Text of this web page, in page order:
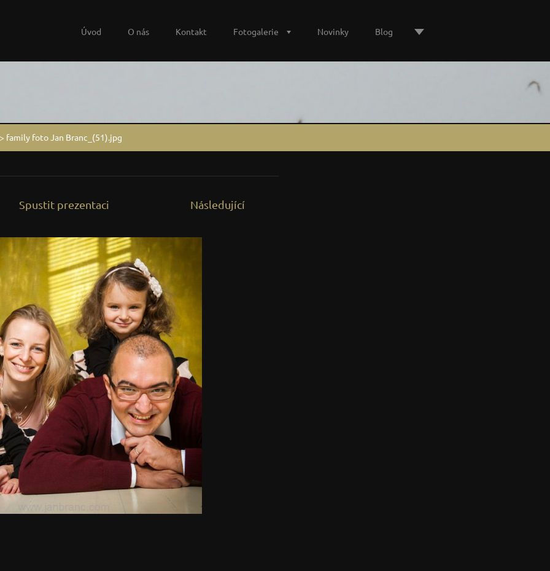
Úvod O nás Kontakt Fotogalerie Novinky Blog
> family foto Jan Branc_(51).jpg
Spustit prezentaci Následující